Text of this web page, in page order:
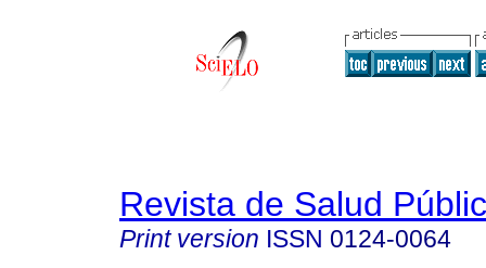
Revista de Salud
Print version ISSN 0124-0064